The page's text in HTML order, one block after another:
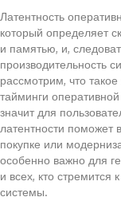
Латентность
который определяет
и памятью, и,
производительность
рассмотрим, что
тайминги
значит для
латентности поможет
покупке или
особенно важно для
и всех, кто
системы.